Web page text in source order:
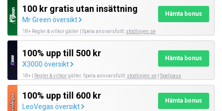
100 kr gratis utan insättning
Mr Green översikt
Hämta bonus
18+ Regler & villkor gäller | Spela ansvarsfullt: stödlinjen.se
100% upp till 500 kr
X3000 översikt
Hämta bonus
18+ | Regler & villkorgäller. Spela ansvarsfullt: stodlinjen.se Spelpaus
100% upp till 600 kr
LeoVegas översikt
Hämta bonus